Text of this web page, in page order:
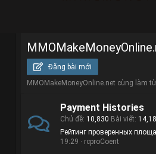
Đăng bài mới
MMOMakeMoneyOnline.net cùng làm
Payment Histories
Chủ đề 10,830 Bài viết
Рейтинг проверенных
19:29
rcproCoent